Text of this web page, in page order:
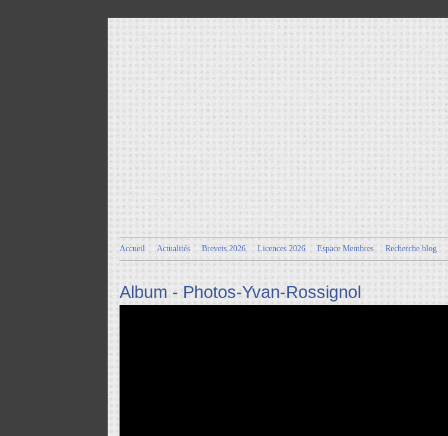
Accueil Actualités Brevets 2026 Licences 2026 Espace Membres Recherche blog
Album - Photos-Yvan-Rossignol